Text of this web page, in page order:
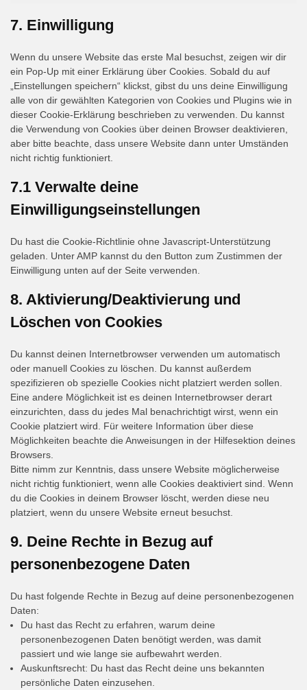
7. Einwilligung
Wenn du unsere Website das erste Mal besuchst, zeigen wir dir
ein Pop-Up mit einer Erklärung über Cookies. Sobald du auf
„Einstellungen speichern“ klickst, gibst du uns deine Einwilligung
alle von dir gewählten Kategorien von Cookies und Plugins wie in
dieser Cookie-Erklärung beschrieben zu verwenden. Du kannst
die Verwendung von Cookies über deinen Browser deaktivieren,
aber bitte beachte, dass unsere Website dann unter Umständen
nicht richtig funktioniert.
7.1 Verwalte deine
Einwilligungseinstellungen
Du hast die Cookie-Richtlinie ohne Javascript-Unterstützung
geladen. Unter AMP kannst du den Button zum Zustimmen der
Einwilligung unten auf der Seite verwenden.
8. Aktivierung/Deaktivierung und
Löschen von Cookies
Du kannst deinen Internetbrowser verwenden um automatisch
oder manuell Cookies zu löschen. Du kannst außerdem
spezifizieren ob spezielle Cookies nicht platziert werden sollen.
Eine andere Möglichkeit ist es deinen Internetbrowser derart
einzurichten, dass du jedes Mal benachrichtigt wirst, wenn ein
Cookie platziert wird. Für weitere Information über diese
Möglichkeiten beachte die Anweisungen in der Hilfesektion deines
Browsers.
Bitte nimm zur Kenntnis, dass unsere Website möglicherweise
nicht richtig funktioniert, wenn alle Cookies deaktiviert sind. Wenn
du die Cookies in deinem Browser löscht, werden diese neu
platziert, wenn du unsere Website erneut besuchst.
9. Deine Rechte in Bezug auf
personenbezogene Daten
Du hast folgende Rechte in Bezug auf deine personenbezogenen
Daten:
Du hast das Recht zu erfahren, warum deine
personenbezogenen Daten benötigt werden, was damit
passiert und wie lange sie aufbewahrt werden.
Auskunftsrecht: Du hast das Recht deine uns bekannten
persönliche Daten einzusehen.